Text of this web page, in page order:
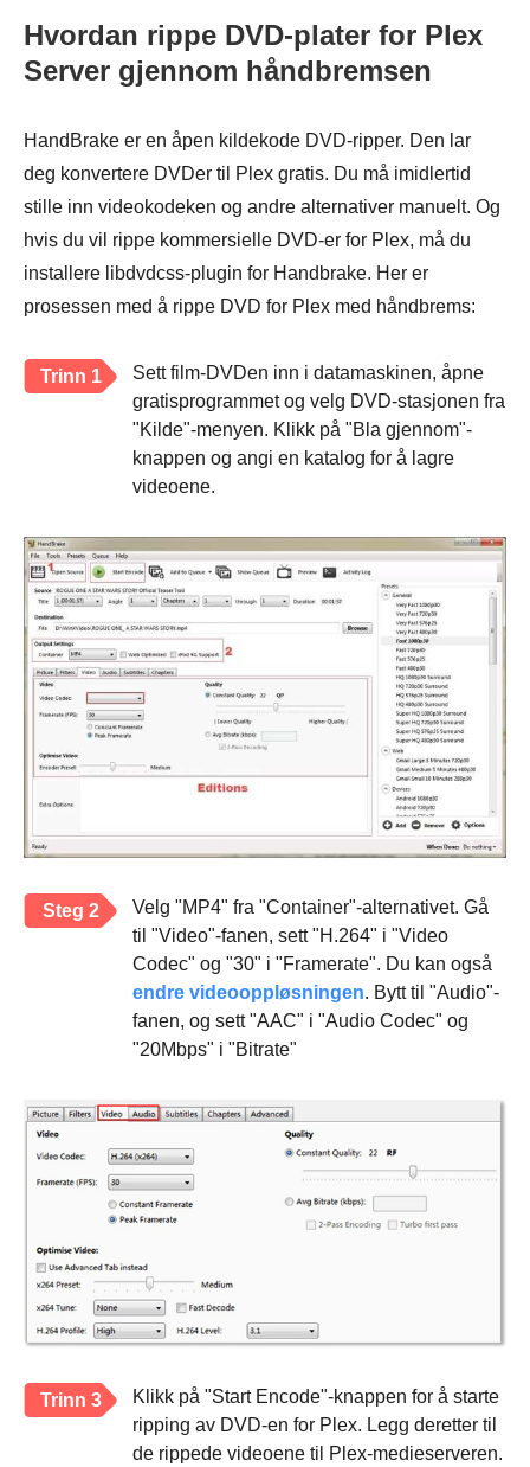
Hvordan rippe DVD-plater for Plex
Server gjennom håndbremsen
HandBrake er en åpen kildekode DVD-ripper. Den lar
deg konvertere DVDer til Plex gratis. Du må imidlertid
stille inn videokodeken og andre alternativer manuelt. Og
hvis du vil rippe kommersielle DVD-er for Plex, må du
installere libdvdcss-plugin for Handbrake. Her er
prosessen med å rippe DVD for Plex med håndbrems:
Trinn 1
Sett film-DVDen inn i datamaskinen, åpne
gratisprogrammet og velg DVD-stasjonen fra
"Kilde"-menyen. Klikk på "Bla gjennom"-
knappen og angi en katalog for å lagre
videoene.
Steg 2
Velg "MP4" fra "Container"-alternativet. Gå
til "Video"-fanen, sett "H.264" i "Video
Codec" og "30" i "Framerate". Du kan også
endre videooppløsningen. Bytt til "Audio"-
fanen, og sett "AAC" i "Audio Codec" og
"20Mbps" i "Bitrate"
Trinn 3
Klikk på "Start Encode"-knappen for å starte
ripping av DVD-en for Plex. Legg deretter til
de rippede videoene til Plex-medieserveren.